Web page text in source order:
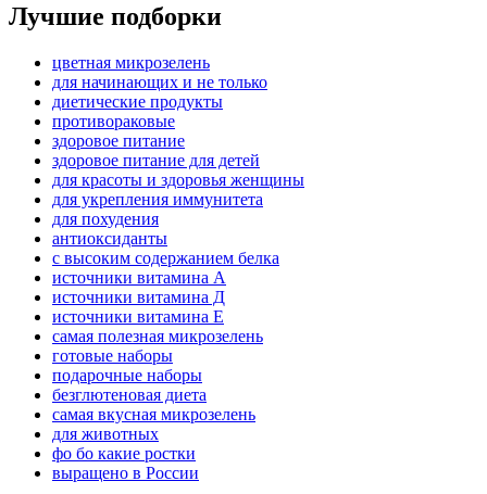
Лучшие подборки
цветная микрозелень
для начинающих и не только
диетические продукты
противораковые
здоровое питание
здоровое питание для детей
для красоты и здоровья женщины
для укрепления иммунитета
для похудения
антиоксиданты
с высоким содержанием белка
источники витамина А
источники витамина Д
источники витамина Е
самая полезная микрозелень
готовые наборы
подарочные наборы
безглютеновая диета
самая вкусная микрозелень
для животных
фо бо какие ростки
выращено в России